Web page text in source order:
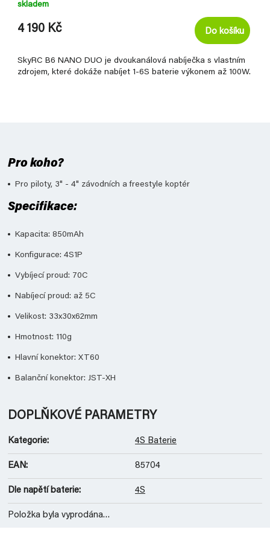
skladem
4 190 Kč Do košíku
SkyRC B6 NANO DUO je dvoukanálová nabíječka s vlastním
zdrojem, které dokáže nabíjet 1-6S baterie výkonem až 100W.
Pro koho?
Pro piloty, 3" - 4" závodních a freestyle koptér
Specifikace:
Kapacita: 850mAh
Konfigurace: 4S1P
Vybíjecí proud: 70C
Nabíjecí proud: až 5C
Velikost: 33x30x62mm
Hmotnost: 110g
Hlavní konektor: XT60
Balanční konektor: JST-XH
DOPLŇKOVÉ PARAMETRY
Kategorie: 4S Baterie
EAN: 85704
Dle napětí baterie: 4S
Položka byla vyprodána…